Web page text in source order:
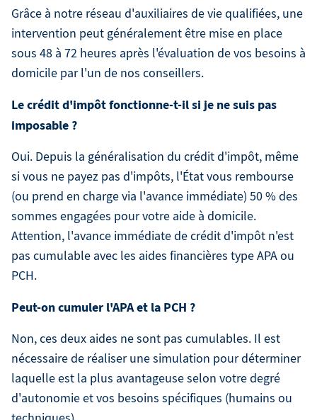
Grâce à notre réseau d'auxiliaires de vie qualifiées, une
intervention peut généralement être mise en place
sous 48 à 72 heures après l'évaluation de vos besoins à
domicile par l'un de nos conseillers.
Le crédit d'impôt fonctionne-t-il si je ne suis pas
imposable ?
Oui. Depuis la généralisation du crédit d'impôt, même
si vous ne payez pas d'impôts, l'État vous rembourse
(ou prend en charge via l'avance immédiate) 50 % des
sommes engagées pour votre aide à domicile.
Attention, l'avance immédiate de crédit d'impôt n'est
pas cumulable avec les aides financières type APA ou
PCH.
Peut-on cumuler l'APA et la PCH ?
Non, ces deux aides ne sont pas cumulables. Il est
nécessaire de réaliser une simulation pour déterminer
laquelle est la plus avantageuse selon votre degré
d'autonomie et vos besoins spécifiques (humains ou